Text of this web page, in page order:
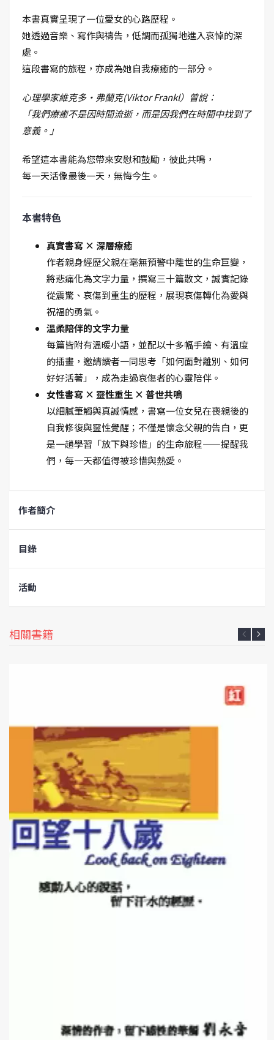
本書真實呈現了一位愛女的心路歷程。
她透過音樂、寫作與禱告，低調而孤獨地進入哀悼的深
處。
這段書寫的旅程，亦成為她自我療癒的一部分。
心理學家維克多·弗蘭克(Viktor Frankl）曾說：
「我們療癒不是因時間流逝，而是因我們在時間中找到了
意義。」
希望這本書能為您帶來安慰和鼓勵，彼此共鳴，
每一天活像最後一天，無悔今生。
本書特色
真實書寫 × 深層療癒
作者親身經歷父親在毫無預警中離世的生命巨變，
將悲痛化為文字力量，撰寫三十篇散文，誠實記錄
從震驚、哀傷到重生的歷程，展現哀傷轉化為愛與
祝福的勇氣。
溫柔陪伴的文字力量
每篇皆附有溫暖小語，並配以十多幅手繪、有溫度
的插畫，邀請讀者一同思考「如何面對離別、如何
好好活著」，成為走過哀傷者的心靈陪伴。
女性書寫 × 靈性重生 × 普世共鳴
以細膩筆觸與真誠情感，書寫一位女兒在喪親後的
自我修復與靈性覺醒；不僅是懷念父親的告白，更
是一趟學習「放下與珍惜」的生命旅程——提醒我
們，每一天都值得被珍惜與熱愛。
作者簡介
目錄
活動
相關書籍